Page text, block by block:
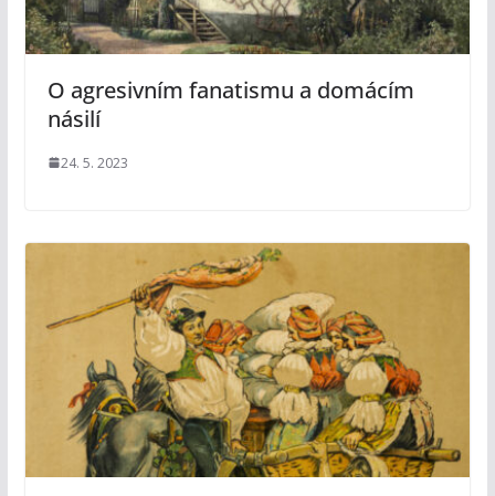
O agresivním fanatismu a domácím
násilí
24. 5. 2023